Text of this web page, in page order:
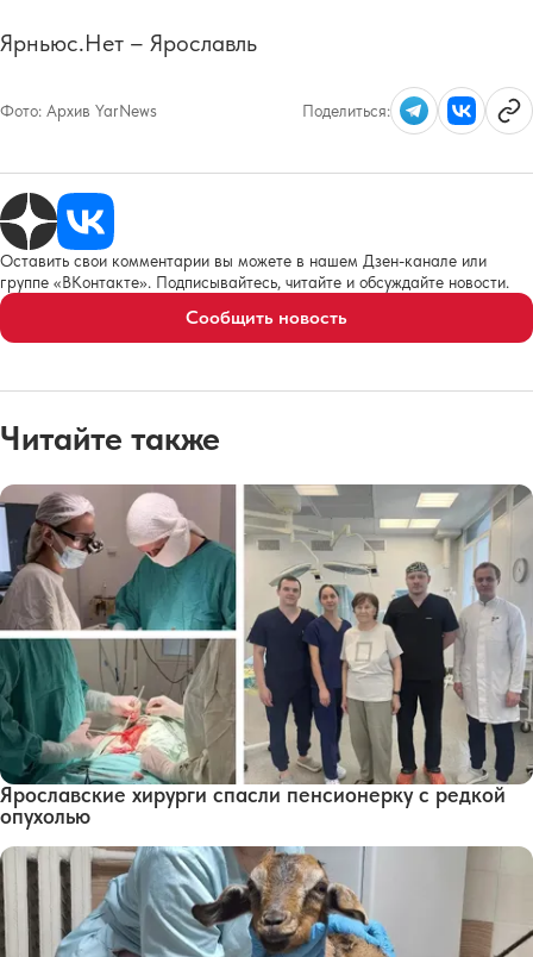
Ярньюс.Нет – Ярославль
Фото: Архив YarNews Поделиться:
Оставить свои комментарии вы можете в нашем Дзен-канале или
группе «ВКонтакте». Подписывайтесь, читайте и обсуждайте новости.
Сообщить новость
Читайте также
Ярославские хирурги спасли пенсионерку с редкой
опухолью